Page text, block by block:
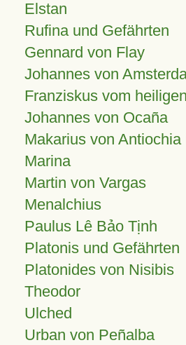
Elstan
Rufina und Gefährten
Gennard von Flay
Johannes von
Franziskus vom
Johannes von Ocaña
Makarius von
Marina
Martin von Vargas
Menalchius
Paulus Lê Bảo Tịnh
Platonis und Gefährten
Platonides von Nisibis
Theodor
Ulched
Urban von Peñalba